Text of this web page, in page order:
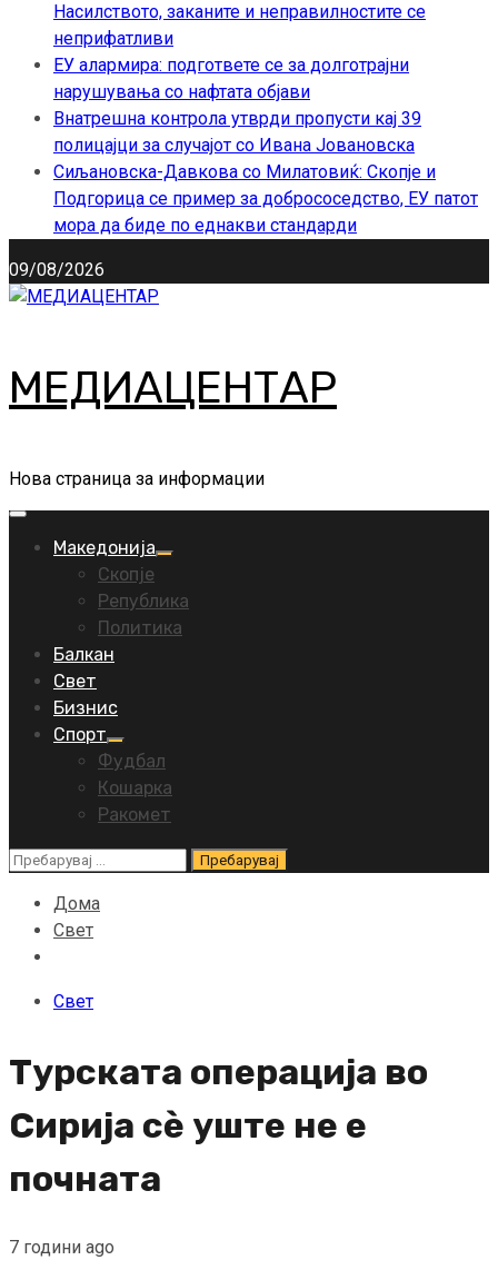
Насилството, заканите и неправилностите се
неприфатливи
ЕУ алармира: подгответе се за долготрајни
нарушувања со нафтата објави
Внатрешна контрола утврди пропусти кај 39
полицајци за случајот со Ивана Јовановска
Сиљановска-Давкова со Милатовиќ: Скопје и
Подгорица се пример за добрососедство, ЕУ патот
мора да биде по еднакви стандарди
09/08/2026
МЕДИАЦЕНТАР
Нова страница за информации
Primary
Македонија
Скопје
Република
Политика
Балкан
Свет
Бизнис
Спорт
Фудбал
Кошарка
Ракомет
Пребарувај
Дома
Свет
Свет
Турската операција во
Сирија сѐ уште не е
почната
7 години ago